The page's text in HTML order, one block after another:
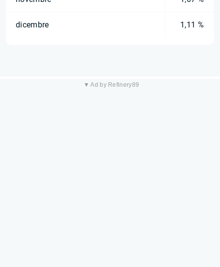
dicembre 1,11 %
▼ Ad by Refinery89